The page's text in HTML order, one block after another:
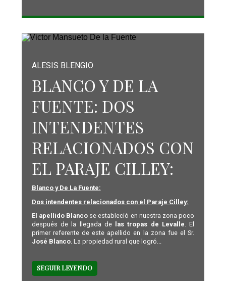
ALESIS BLENGIO
BLANCO Y DE LA
FUENTE: DOS
INTENDENTES
RELACIONADOS CON
EL PARAJE CILLEY:
Blanco y De La Fuente:
Dos intendentes relacionados con el Paraje Cilley:
El apellido Blanco se estableció en nuestra zona poco
después de la llegada delas tropas de Levalle . El
primer referente de este apellido en la zona fue el Sr.
José Blanco. La propiedad rural que logró...
SEGUIR LEYENDO